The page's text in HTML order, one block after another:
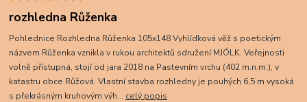
rozhledna Růženka
Pohlednice Rozhledna Růženka 105x148 Vyhlídková věž s poetickým
názvem Růženka vznikla v rukou architektů sdružení MJÓLK. Veřejnosti
volně přístupná, stojí od jara 2018 na Pastevním vrchu (402 m.n.m.), v
katastru obce Růžová. Vlastní stavba rozhledny je pouhých 6,5 m vysoká
s překrásným kruhovým výh... celý popis